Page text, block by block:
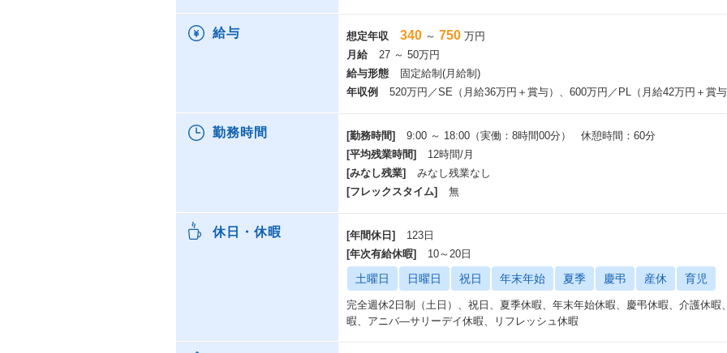
給与 想定年収 340 ～ 750 万円
月給
27 ～ 50万円
給与形態
固定給制(月給制)
年収例
520万円／SE（月給36万円＋賞与）、600万円／PL（月給42万円＋賞
勤務時間 [勤務時間]
9:00 ～ 18:00（実働：8時間00分） 休憩時間：60分
[平均残業時間]
12時間/月
[みなし残業]
みなし残業なし
[フレックスタイム]
無
休日・休暇 [年間休日]
123日
[年次有給休暇]
10～20日
土曜日 日曜日 祝日 年末年始 夏季 慶弔 産休 育児
完全週休2日制（土日）、祝日、夏季休暇、年末年始休暇、慶弔休暇、介護休
暇、アニバ―サリーデイ休暇、リフレッシュ休暇